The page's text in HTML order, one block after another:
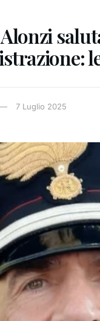
7 Luglio 2025